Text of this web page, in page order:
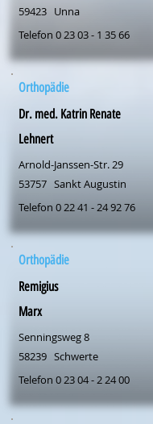
59423 Unna
Telefon 0 23 03 - 1 35 66
Orthopädie
Dr. med. Katrin Renate
Lehnert
Arnold-Janssen-Str. 29
53757 Sankt Augustin
Telefon 0 22 41 - 24 92 76
Orthopädie
Remigius
Marx
Senningsweg 8
58239 Schwerte
Telefon 0 23 04 - 2 24 00